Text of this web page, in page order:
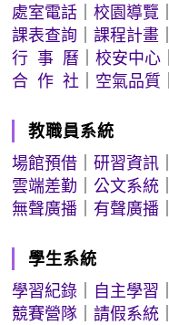
處室電話 ｜校園導覽
課表查詢 ｜課程計畫
行 事 曆 ｜校安中心
合 作 社
空氣品質
教職員系統
場館預借 ｜研習資訊
雲端差勤 ｜公文系統
無聲廣播
有聲廣播
學生系統
學習紀錄
自主學習
競賽營隊 ｜請假系統